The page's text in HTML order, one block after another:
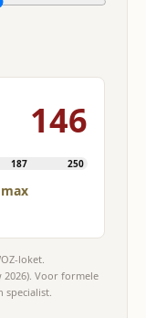
146
187 250
loket.
Voor formele
specialist.